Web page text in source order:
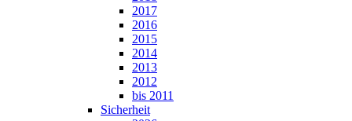
2017
2016
2015
2014
2013
2012
bis 2011
Sicherheit